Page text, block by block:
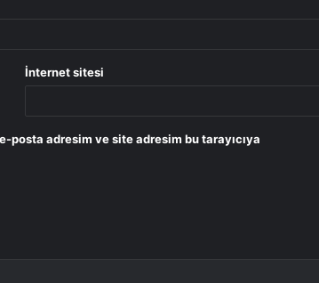
İnternet sitesi
posta adresim ve site adresim bu tarayıcıya